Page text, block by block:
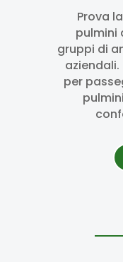
Prova
pulmini
gruppi di
per